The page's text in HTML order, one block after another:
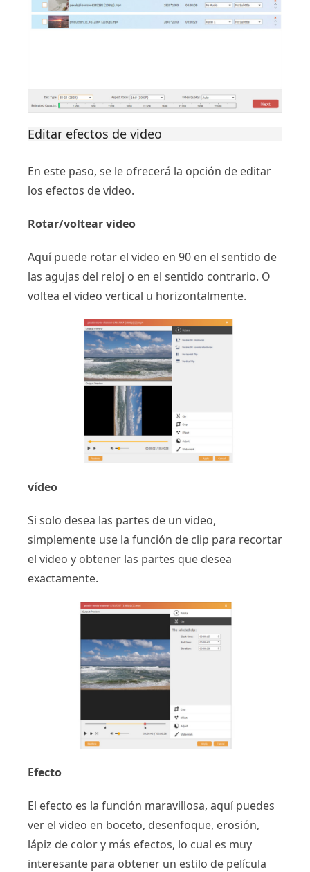
Editar efectos de video
En este paso, se le ofrecerá la opción de editar
los efectos de video.
Rotar/voltear video
Aquí puede rotar el video en 90 en el sentido de
las agujas del reloj o en el sentido contrario. O
voltea el video vertical u horizontalmente.
vídeo
Si solo desea las partes de un video,
simplemente use la función de clip para recortar
el video y obtener las partes que desea
exactamente.
Efecto
El efecto es la función maravillosa, aquí puedes
ver el video en boceto, desenfoque, erosión,
lápiz de color y más efectos, lo cual es muy
interesante para obtener un estilo de película